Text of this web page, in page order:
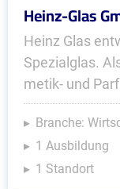
Heinz-Glas
Heinz Glas
Spezialglas.
metik- und
Branche:
1 Ausbildung
1 Standort